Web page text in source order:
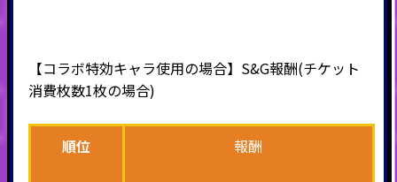
【コラボ特効キャラ使用の場合】S&G報酬(チケット
消費枚数1枚の場合)
順位 報酬